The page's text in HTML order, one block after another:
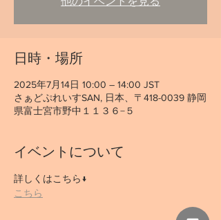
日時・場所
2025年7月14日 10:00 – 14:00 JST
さぁどぷれいすSAN, 日本、〒418-0039 静岡
県富士宮市野中１１３６−５
イベントについて
詳しくはこちら↓
こちら